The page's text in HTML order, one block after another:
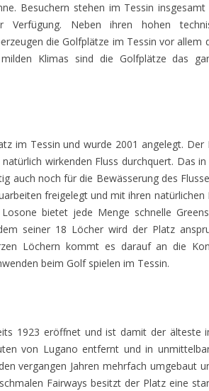
Besuchern stehen im Tessin
Verfügung. Neben ihren hohen
die Golfplätze im Tessin vor allem
Klimas sind die Golfplätze das
im Tessin und wurde 2001 angelegt. Der
wirkenden Fluss durchquert. Das in
auch noch für die Bewässerung des
freigelegt und mit ihren natürlichen
bietet jede Menge schnelle
seiner 18 Löcher wird der Platz
Löchern kommt es darauf an die
beim Golf spielen im Tessin.
1923 eröffnet und ist damit der älteste
von Lugano entfernt und in
vergangen Jahren mehrfach umgebaut
Fairways besitzt der Platz eine